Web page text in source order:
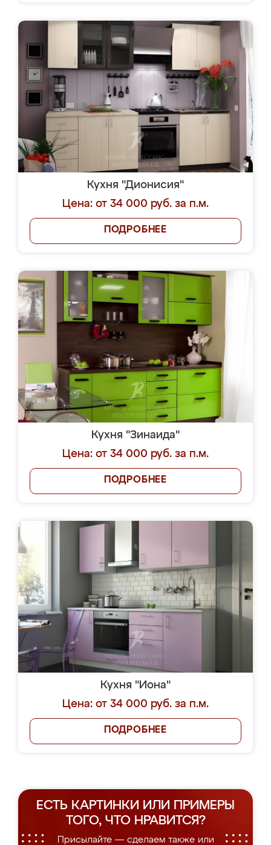
Кухня "Дионисия"
Цена: от 34 000 руб. за п.м.
ПОДРОБНЕЕ
Кухня "Зинаида"
Цена: от 34 000 руб. за п.м.
ПОДРОБНЕЕ
Кухня "Иона"
Цена: от 34 000 руб. за п.м.
ПОДРОБНЕЕ
ЕСТЬ КАРТИНКИ ИЛИ ПРИМЕРЫ
ТОГО, ЧТО НРАВИТСЯ?
Присылайте — сделаем также или